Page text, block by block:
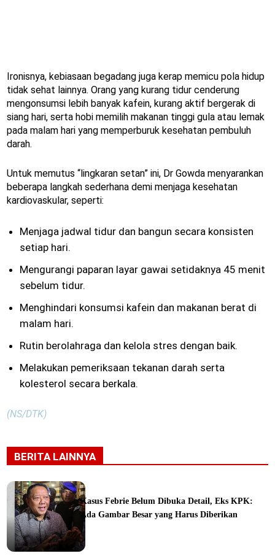
Ironisnya, kebiasaan begadang juga kerap memicu pola hidup
tidak sehat lainnya. Orang yang kurang tidur cenderung
mengonsumsi lebih banyak kafein, kurang aktif bergerak di
siang hari, serta hobi memilih makanan tinggi gula atau lemak
pada malam hari yang memperburuk kesehatan pembuluh
darah.
Untuk memutus “lingkaran setan” ini, Dr Gowda menyarankan
beberapa langkah sederhana demi menjaga kesehatan
kardiovaskular, seperti:
Menjaga jadwal tidur dan bangun secara konsisten
setiap hari.
Mengurangi paparan layar gawai setidaknya 45 menit
sebelum tidur.
Menghindari konsumsi kafein dan makanan berat di
malam hari.
Rutin berolahraga dan kelola stres dengan baik.
Melakukan pemeriksaan tekanan darah serta
kolesterol secara berkala.
(NS/DTK)
BERITA LAINNYA
Kasus Febrie Belum Dibuka Detail, Eks KPK:
Ada Gambar Besar yang Harus Diberikan